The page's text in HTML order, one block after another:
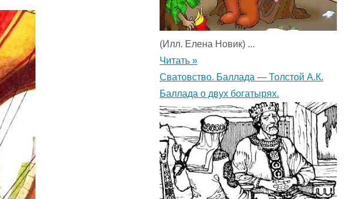
(Илл. Елена Новик) ...
Читать »
Сватовство. Баллада — Толстой А.К.
Баллада о двух богатырях.